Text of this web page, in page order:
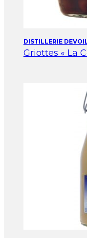
DISTILLERIE
Griottes « La